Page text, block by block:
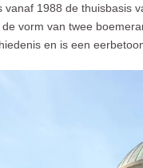
vanaf 1988 de thuisbasis
vorm van twee
en is een